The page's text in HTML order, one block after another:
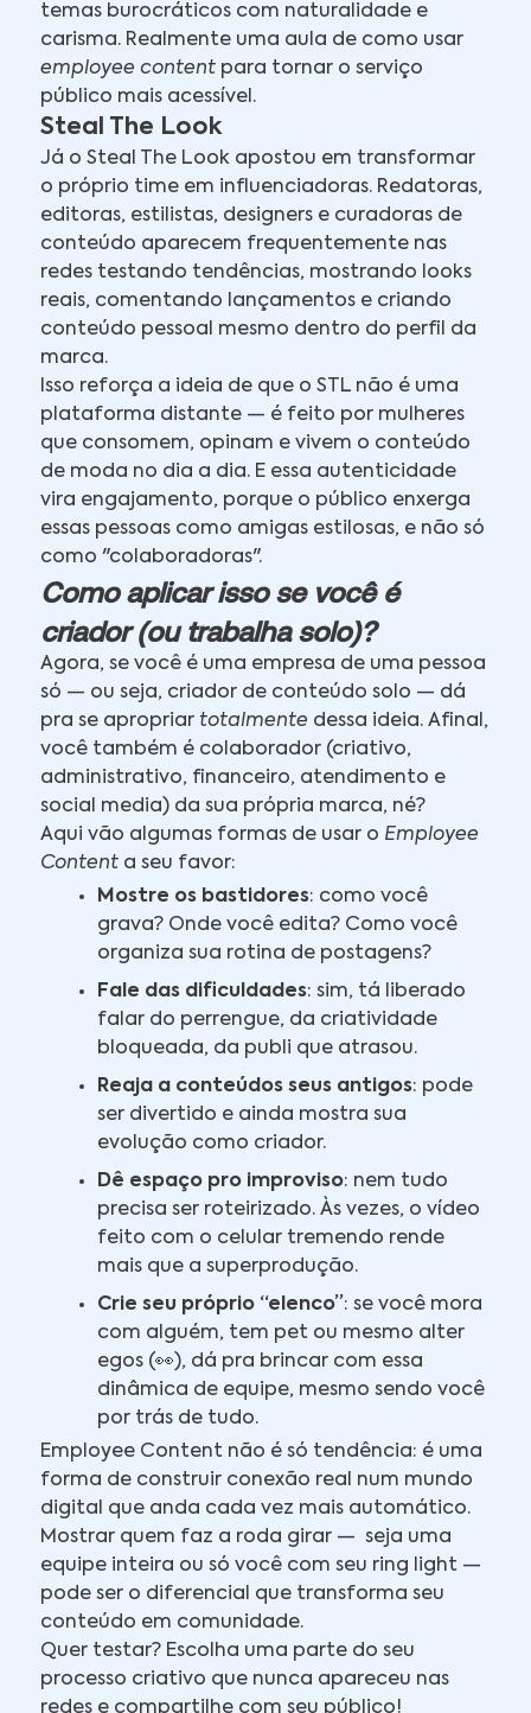
temas burocráticos com naturalidade e
carisma. Realmente uma aula de como usar
employee content para tornar o serviço
público mais acessível.
Steal The Look
Já o Steal The Look apostou em transformar
o próprio time em influenciadoras. Redatoras,
editoras, estilistas, designers e curadoras de
conteúdo aparecem frequentemente nas
redes testando tendências, mostrando looks
reais, comentando lançamentos e criando
conteúdo pessoal mesmo dentro do perfil da
marca.
Isso reforça a ideia de que o STL não é uma
plataforma distante — é feito por mulheres
que consomem, opinam e vivem o conteúdo
de moda no dia a dia. E essa autenticidade
vira engajamento, porque o público enxerga
essas pessoas como amigas estilosas, e não só
como "colaboradoras".
Como aplicar isso se você é
criador (ou trabalha solo)?
Agora, se você é uma empresa de uma pessoa
só — ou seja, criador de conteúdo solo — dá
pra se apropriar totalmente dessa ideia. Afinal,
você também é colaborador (criativo,
administrativo, financeiro, atendimento e
social media) da sua própria marca, né?
Aqui vão algumas formas de usar o Employee
Content a seu favor:
Mostre os bastidores: como você
grava? Onde você edita? Como você
organiza sua rotina de postagens?
Fale das dificuldades: sim, tá liberado
falar do perrengue, da criatividade
bloqueada, da publi que atrasou.
Reaja a conteúdos seus antigos: pode
ser divertido e ainda mostra sua
evolução como criador.
Dê espaço pro improviso: nem tudo
precisa ser roteirizado. Às vezes, o vídeo
feito com o celular tremendo rende
mais que a superprodução.
Crie seu próprio “elenco”: se você mora
com alguém, tem pet ou mesmo alter
egos (👀), dá pra brincar com essa
dinâmica de equipe, mesmo sendo você
por trás de tudo.
Employee Content não é só tendência: é uma
forma de construir conexão real num mundo
digital que anda cada vez mais automático.
Mostrar quem faz a roda girar — seja uma
equipe inteira ou só você com seu ring light —
pode ser o diferencial que transforma seu
conteúdo em comunidade.
Quer testar? Escolha uma parte do seu
processo criativo que nunca apareceu nas
redes e compartilhe com seu público!